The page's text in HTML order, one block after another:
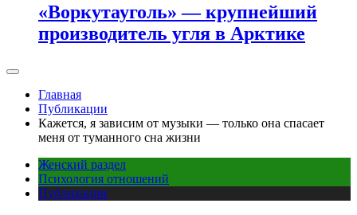
«Воркутауголь» — крупнейший
производитель угля в Арктике
Главная
Публикации
Кажется, я зависим от музыки — только она спасает
меня от туманного сна жизни
Женский раздел
Психология отношений
Публикации